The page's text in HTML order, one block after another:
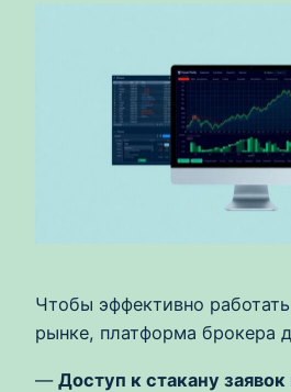
Чтобы эффективно
рынке, платформа брокера
— Доступ к стакану